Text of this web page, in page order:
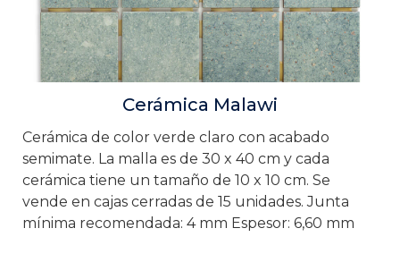
Cerámica Malawi
Cerámica de color verde claro con acabado
semimate. La malla es de 30 x 40 cm y cada
cerámica tiene un tamaño de 10 x 10 cm. Se
vende en cajas cerradas de 15 unidades. Junta
mínima recomendada: 4 mm Espesor: 6,60 mm